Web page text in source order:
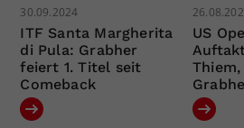
30.09.2024
ITF Santa Margherita
di Pula: Grabher
feiert 1. Titel seit
Comeback
US